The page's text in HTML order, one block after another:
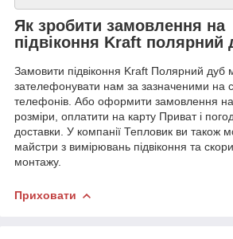
Як зробити замовлення на
підвіконня Kraft полярний
Замовити підвіконня Kraft Полярний дуб
зателефонувати нам за зазначеними на
телефонів. Або оформити замовлення на
розміри, оплатити на карту Приват і
доставки. У компанії Тепловик ви також
майстри з вимірювань підвіконня та
монтажу.
Приховати